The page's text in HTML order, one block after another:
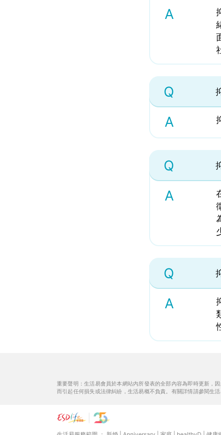
A
Q
A
Q
A
Q
A
重要聲明：生活易會員於本網站內所發表的全部內容為即時更新，
而引起任何損失或法律糾紛，生活易概不負責。有關詳情請參閱生活